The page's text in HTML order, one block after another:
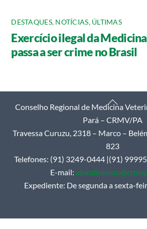
DESTAQUES, NOTÍCIAS, ÚLTIMAS
Exercício ilegal da
passa a ser crime no Brasil
Back
Conselho Regional de Medicina
Pará – CRMV/PA
Travessa Curuzu, 2318 – Marco –
823
Telefones: (91) 3249-0444 |(91)
E-mail:
Expediente: De segunda a sexta-